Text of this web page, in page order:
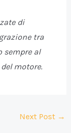
di
tra
sempre al
motore.
Next Post →